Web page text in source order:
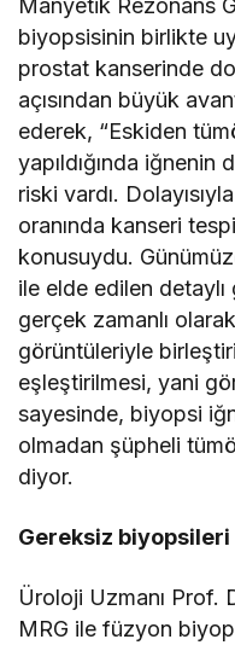
Manyetik Rezonans
biyopsisinin birlikte
prostat kanserinde
açısından büyük
ederek, “Eskiden
yapıldığında
riski vardı.
oranında kanseri
konusuydu.
ile elde edilen
gerçek zamanlı
görüntüleriyle
eşleştirilmesi, yani
sayesinde, biyopsi
olmadan şüpheli
diyor.
Gereksiz
Üroloji Uzmanı Prof.
MRG ile füzyon